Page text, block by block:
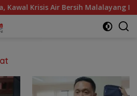
Air Bersih Malalayang II Hingga